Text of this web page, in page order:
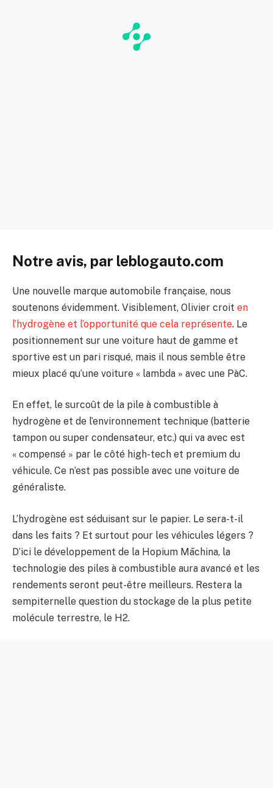
Notre avis, par leblogauto.com
Une nouvelle marque automobile française, nous
soutenons évidemment. Visiblement, Olivier croit en
l’hydrogène et l’opportunité que cela représente. Le
positionnement sur une voiture haut de gamme et
sportive est un pari risqué, mais il nous semble être
mieux placé qu’une voiture « lambda » avec une PàC.
En effet, le surcoût de la pile à combustible à
hydrogène et de l’environnement technique (batterie
tampon ou super condensateur, etc.) qui va avec est
« compensé » par le côté high-tech et premium du
véhicule. Ce n’est pas possible avec une voiture de
généraliste.
L’hydrogène est séduisant sur le papier. Le sera-t-il
dans les faits ? Et surtout pour les véhicules légers ?
D’ici le développement de la Hopium Māchina, la
technologie des piles à combustible aura avancé et les
rendements seront peut-être meilleurs. Restera la
sempiternelle question du stockage de la plus petite
molécule terrestre, le H2.